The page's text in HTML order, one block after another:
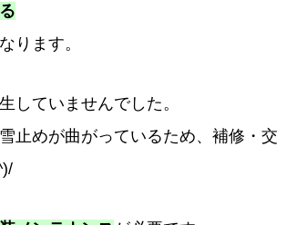
ります。
していませんでした。
止めが曲がっているため、補修・交